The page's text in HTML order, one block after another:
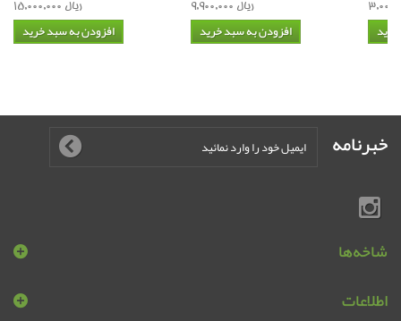
15,000,000 ریال
افزودن به سبد خرید
9,900,000 ریال
افزودن به سبد خرید
خبرنامه
شاخه‌ها
اطلاعات